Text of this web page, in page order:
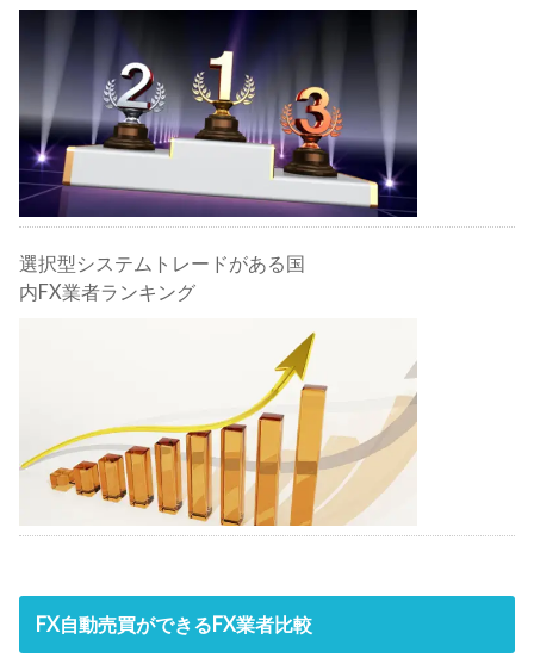
選択型システムトレードがある国
内FX業者ランキング
FX自動売買ができるFX業者比較